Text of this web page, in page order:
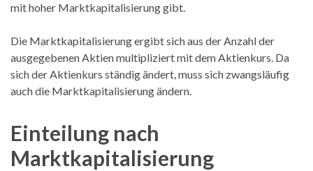
mit hoher Marktkapitalisierung gibt.
Die Marktkapitalisierung ergibt sich aus der Anzahl der
ausgegebenen Aktien multipliziert mit dem Aktienkurs. Da
sich der Aktienkurs ständig ändert, muss sich zwangsläufig
auch die Marktkapitalisierung ändern.
Einteilung nach
Marktkapitalisierung